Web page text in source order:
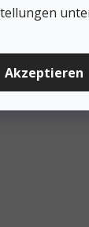
Akzeptieren